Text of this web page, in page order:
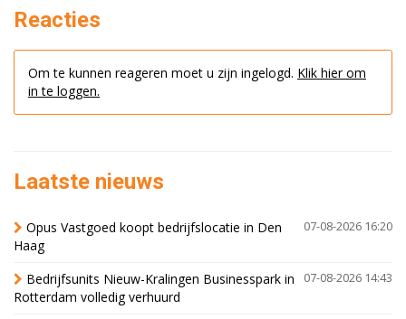
Reacties
Om te kunnen reageren moet u zijn ingelogd. Klik hier om
in te loggen.
Laatste nieuws
07-08-2026 16:20
Opus Vastgoed koopt bedrijfslocatie in Den
Haag
07-08-2026 14:43
Bedrijfsunits Nieuw-Kralingen Businesspark in
Rotterdam volledig verhuurd